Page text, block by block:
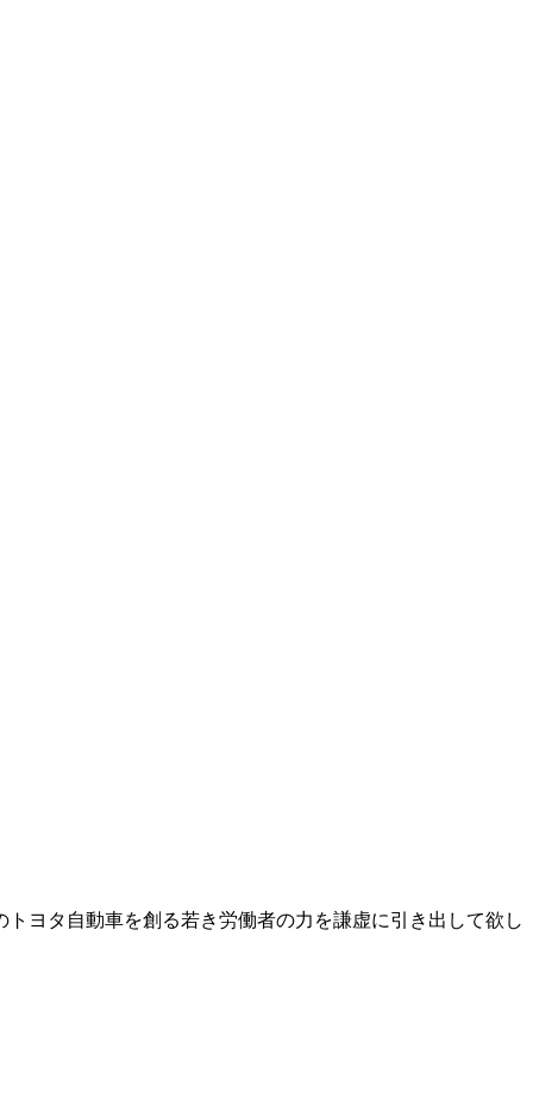
ヨタ自動車を創る若き労働者の力を謙虚に引き出して欲し